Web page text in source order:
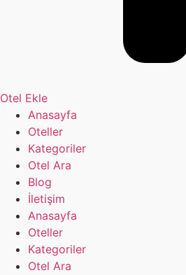
Otel Ekle
Anasayfa
Oteller
Kategoriler
Otel Ara
Blog
İletişim
Anasayfa
Oteller
Kategoriler
Otel Ara